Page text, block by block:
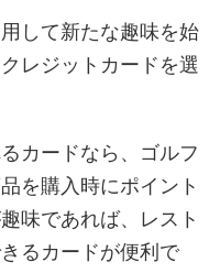
して新たな趣味を始
レジットカードを選
カードなら、ゴルフ
を購入時にポイント
味であれば、レスト
るカードが便利で